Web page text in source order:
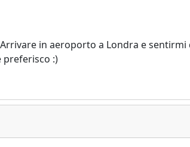
in aeroporto a Londra e
:)